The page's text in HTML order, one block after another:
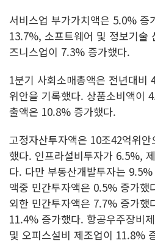
서비스업 부가가치액은 5.0% 증
13.7%, 소프트웨어 및 정보기술
즈니스업이 7.3% 증가했다.
1분기 사회소매총액은 전년대비
위안을 기록했다. 상품소비액이
출액은 10.8% 증가했다.
고정자산투자액은 10조42억위
했다. 인프라설비투자가 6.5%,
다. 다만 부동산개발투자는
액중 민간투자액은 0.5% 증가했
외한 민간투자액은 7.7% 증가했
11.4% 증가했다. 항공우주장비
및 오피스설비 제조업이 11.8%